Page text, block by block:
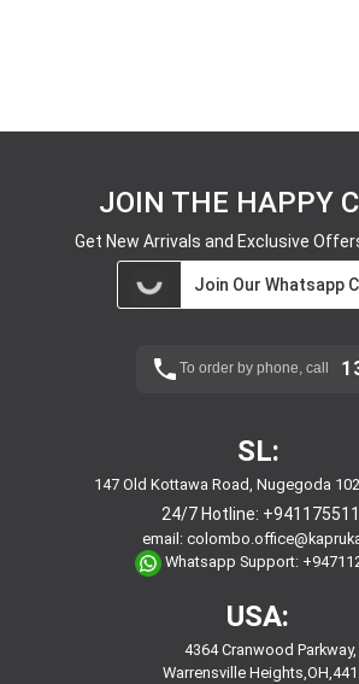
JOIN THE HAPPY
Get New Arrivals and Exclusive
Join Our Whatsapp
To order by phone, call
SL:
147 Old Kottawa Road, Nugegoda
24/7 Hotline:
email:
Whatsapp Support:
USA:
4364 Cranwood Parkway,
Warrensville